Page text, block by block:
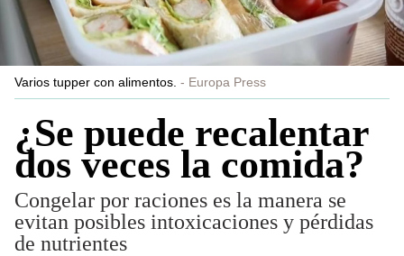
Varios tupper con alimentos. Europa Press
¿Se puede recalentar
dos veces la comida?
Congelar por raciones es la manera se
evitan posibles intoxicaciones y pérdidas
de nutrientes